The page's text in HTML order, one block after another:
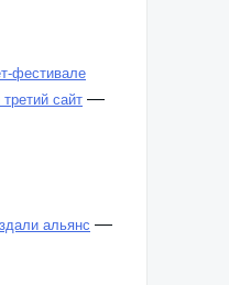
фестивале
сайт —
альянс —